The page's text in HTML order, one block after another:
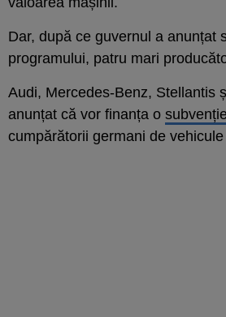
Dar, după ce guvernul a anunțat
programului, patru mari
Audi, Mercedes-Benz, Stellantis
anunțat că vor finanța o
cumpărătorii germani de